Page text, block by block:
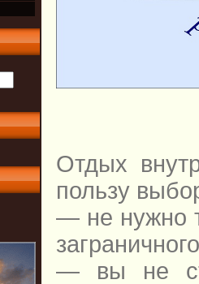
Отдых
пользу
— не нужно
— вы не